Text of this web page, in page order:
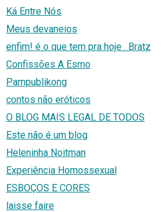
Ká Entre Nós
Meus devaneios
enfim! é o que tem pra hoje . Bratz
Confissões A Esmo
Pampublikong
contos não eróticos
O BLOG MAIS LEGAL DE TODOS
Este não é um blog
Heleninha Noitman
Experiência Homossexual
ESBOÇOS E CORES
laisse faire